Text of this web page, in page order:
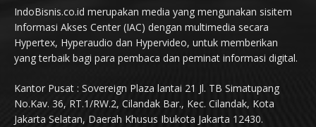
IndoBisnis.co.id merupakan media yang mengunakan sisitem
Informasi Akses Center (IAC) dengan multimedia secara
Hypertex, Hyperaudio dan Hypervideo, untuk memberikan
yang terbaik bagi para pembaca dan peminat informasi digital.
Kantor Pusat : Sovereign Plaza lantai 21 Jl. TB Simatupang
No.Kav. 36, RT.1/RW.2, Cilandak Bar., Kec. Cilandak, Kota
Jakarta Selatan, Daerah Khusus Ibukota Jakarta 12430.